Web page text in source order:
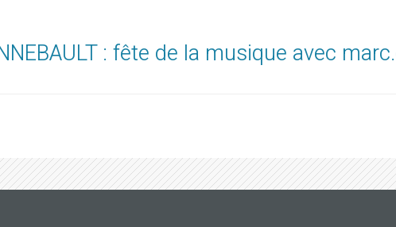
: fête de la musique avec